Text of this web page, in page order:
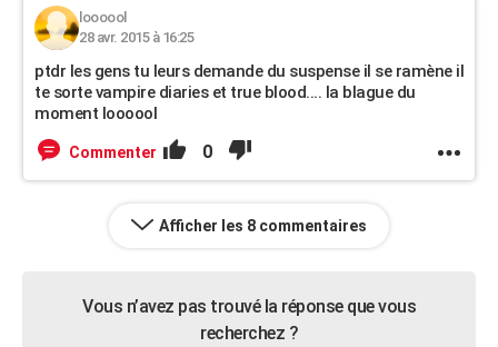
loooool
28 avr. 2015 à 16:25
ptdr les gens tu leurs demande du suspense il se ramène il
te sorte vampire diaries et true blood.... la blague du
moment loooool
Commenter 0
Afficher les 8 commentaires
Vous n’avez pas trouvé la réponse que vous
recherchez ?